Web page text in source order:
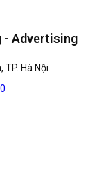
- Advertising
TP. Hà Nội